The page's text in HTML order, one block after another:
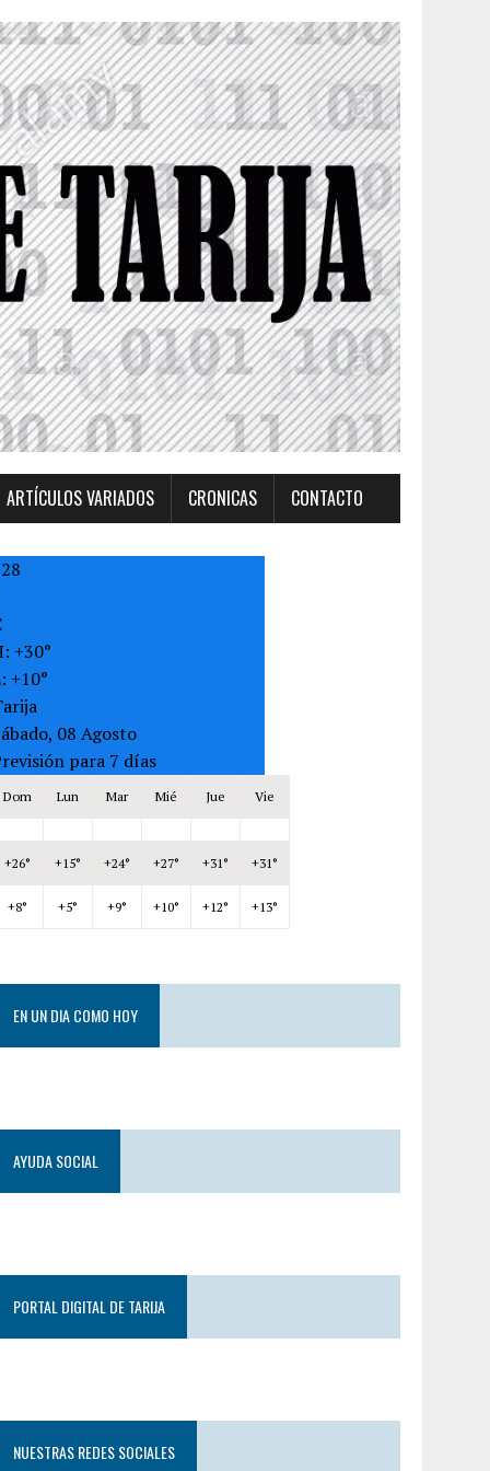
ARTÍCULOS VARIADOS CRONICAS CONTACTO
28
+30°
+10°
08 Agosto
para 7 días
Dom Lun Mar Mié Jue Vie
+26° +15° +24° +27° +31° +31°
+8° +5° +9° +10° +12° +13°
EN UN DIA COMO HOY
AYUDA SOCIAL
PORTAL DIGITAL DE TARIJA
NUESTRAS REDES SOCIALES